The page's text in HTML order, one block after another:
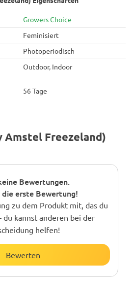
Growers Choice
Feminisiert
Photoperiodisch
Outdoor, Indoor
56 Tage
Amstel Freezeland)
Bewertungen.
die erste Bewertung!
zu dem Produkt mit, das du
du kannst anderen bei der
helfen!
Bewerten